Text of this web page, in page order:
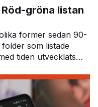
gröna listan
former sedan 90-
som listade
tiden utvecklats